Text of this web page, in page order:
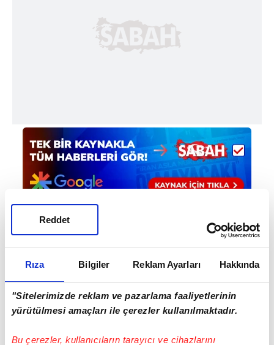
Rıza Bilgiler Reklam Ayarları Hakkında
"Sitelerimizde reklam ve pazarlama faaliyetlerinin
yürütülmesi amaçları ile çerezler kullanılmaktadır.
Bu çerezler, kullanıcıların tarayıcı ve cihazlarını
Reddet
Haber Girişi
Mete Efendioğlu - Editör